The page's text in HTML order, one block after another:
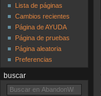
Lista de páginas
Cambios recientes
Página de AYUDA
Página de pruebas
Página aleatoria
Preferencias
buscar